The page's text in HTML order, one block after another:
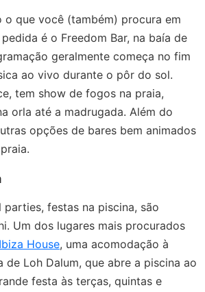
o que você (também) procura em
é o Freedom Bar, na baía de
geralmente começa no fim
ao vivo durante o pôr do sol.
tem show de fogos na praia,
orla até a madrugada. Além do
opções de bares bem animados
parties, festas na piscina, são
Um dos lugares mais procurados
Ibiza House, uma acomodação à
de Loh Dalum, que abre a piscina ao
festa às terças, quintas e